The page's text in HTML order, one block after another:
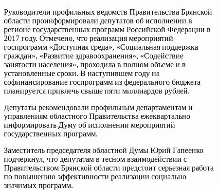
Руководители профильных ведомств Правительства Брянской
области проинформировали депутатов об исполнении в
регионе государственных программ Российской Федерации в
2017 году. Отмечено, что реализация мероприятий
госпрограмм «Доступная среда», «Социальная поддержка
граждан», «Развитие здравоохранения», «Содействие
занятости населения», проходила в полном объеме и в
установленные сроки. В наступившем году на
софинансирование госпрограмм из федерального бюджета
планируется привлечь свыше пяти миллиардов рублей.
Депутаты рекомендовали профильным департаментам и
управлениям областного Правительства ежеквартально
информировать Думу об исполнении мероприятий
государственных программ.
Заместитель председателя областной Думы Юрий Гапеенко
подчеркнул, что депутатам в тесном взаимодействии с
Правительством Брянской области предстоит серьезная работа
по повышению эффективности реализации социально
значимых программ.